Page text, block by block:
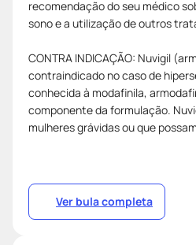
recomendação do seu médico
sono e a utilização de outros
CONTRA INDICAÇÃO: Nuvigil
contraindicado no caso de
conhecida à modafinila,
componente da formulação.
mulheres grávidas ou que
Ver bula completa